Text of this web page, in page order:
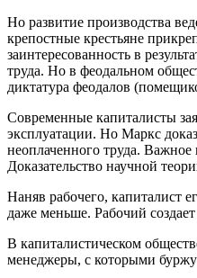
Но развитие производства
крепостные крестьяне
заинтересованность в
труда. Но в феодальном
диктатура феодалов
Современные капиталисты
эксплуатации. Но Маркс
неоплаченного труда. Важное
Доказательство научной
Наняв рабочего, капиталист
даже меньше. Рабочий
В капиталистическом
менеджеры, с которыми